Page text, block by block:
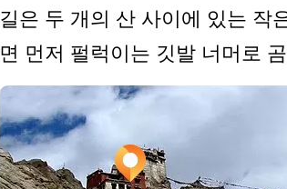
길은 두 개의 산 사이에 있는 작
면 먼저 펄럭이는 깃발 너머로